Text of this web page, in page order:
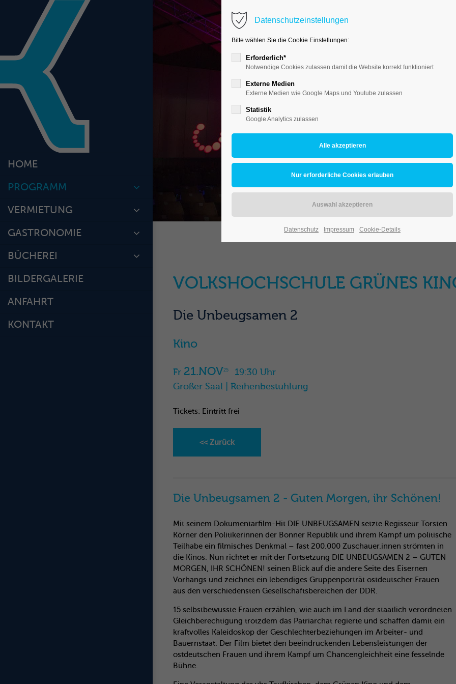
Login
Benutzername
Anmelden
Support
24h
We offer support for our
Mon - Fri 8:00am - 5:00pm
(GMT +1)
376-
HOME
PROGRAMM
VERMIETUNG
GASTRONOMIE
BÜCHEREI
BILDERGALERIE
ANFAHRT
KONTAKT
VOLKSHOCHSCHULE GRÜNES
Die Unbeugsamen 2
Kino
Fr 21.NOV25
19:30 Uhr
Großer Saal | Reihenbestuhlung
Tickets: Eintritt frei
<< Zurück
Die Unbeugsamen 2 - Guten Morgen, ihr Schönen!
Mit seinem Dokumentarfilm-Hit DIE UNBEUGSAMEN setzte Regisseur Torsten
Körner den Politikerinnen der Bonner Republik und ihrem Kampf um politische
Teilhabe ein filmisches Denkmal – fast 200.000 Zuschauer.innen strömten in
die Kinos. Nun richtet er mit der Fortsetzung DIE UNBEUGSAMEN 2 – GUTEN
MORGEN, IHR SCHÖNEN! seinen Blick auf die andere Seite des Eisernen
Vorhangs und zeichnet ein lebendiges Gruppenporträt ostdeutscher Frauen
aus den verschiedensten Gesellschaftsbereichen der DDR.
15 selbstbewusste Frauen erzählen, wie auch im Land der staatlich verordneten
Gleichberechtigung trotzdem das Patriarchat regierte und schaffen damit ein
kraftvolles Kaleidoskop der Geschlechterbeziehungen im Arbeiter- und
Bauernstaat. Der Film bietet den beeindruckenden Lebensleistungen der
ostdeutschen Frauen und ihrem Kampf um Chancengleichheit eine fesselnde
Bühne.
Datenschutzeinstellungen
Bitte wählen Sie die Cookie Einstellungen:
Erforderlich*
Notwendige Cookies zulassen damit die Website korrekt funktioniert
Externe Medien
Externe Medien wie Google Maps und Youtube zulassen
Statistik
Google Analytics zulassen
Datenschutz Impressum Cookie-Details